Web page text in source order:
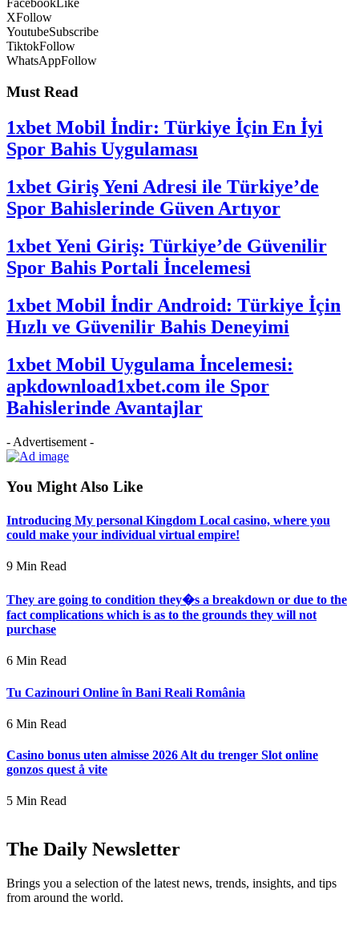
FacebookLike
XFollow
YoutubeSubscribe
TiktokFollow
WhatsAppFollow
Must Read
1xbet Mobil İndir: Türkiye İçin En İyi
Spor Bahis Uygulaması
1xbet Giriş Yeni Adresi ile Türkiye’de
Spor Bahislerinde Güven Artıyor
1xbet Yeni Giriş: Türkiye’de Güvenilir
Spor Bahis Portali İncelemesi
1xbet Mobil İndir Android: Türkiye İçin
Hızlı ve Güvenilir Bahis Deneyimi
1xbet Mobil Uygulama İncelemesi:
apkdownload1xbet.com ile Spor
Bahislerinde Avantajlar
- Advertisement -
You Might Also Like
Introducing My personal Kingdom Local casino, where you
could make your individual virtual empire!
9 Min Read
They are going to condition they�s a breakdown or due to the
fact complications which is as to the grounds they will not
purchase
6 Min Read
Tu Cazinouri Online în Bani Reali România
6 Min Read
Casino bonus uten almisse 2026 Alt du trenger Slot online
gonzos quest å vite
5 Min Read
The Daily Newsletter
Brings you a selection of the latest news, trends, insights, and tips
from around the world.